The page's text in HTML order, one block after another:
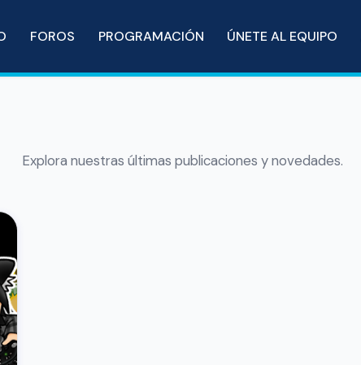
FOROS PROGRAMACIÓN ÚNETE AL EQUIPO
Explora nuestras últimas publicaciones y novedades.